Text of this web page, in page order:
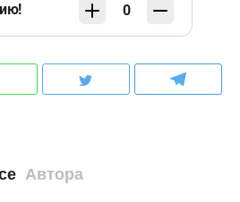
0
Автора